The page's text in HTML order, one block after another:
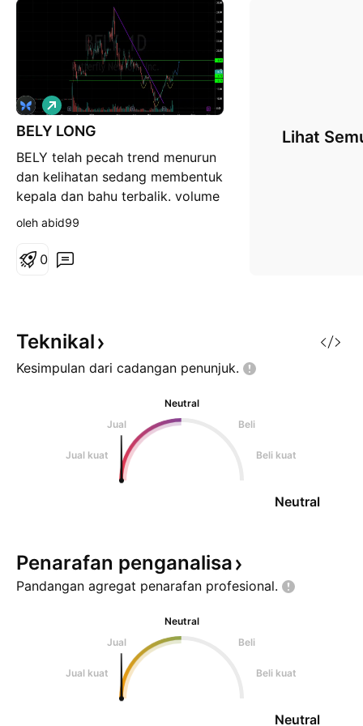
BELY LONG
BELY telah pecah trend menurun
dan kelihatan sedang membentuk
kepala dan bahu terbalik. volume
kelihatan sedang menaik, tunggu
masuk. mungkin akan
P
a
n
a
n
g
oleh abid99
0
Lihat
Teknikal
Kesimpulan dari cadangan penunjuk.
Neutral
Jual
Beli
Jual kuat Beli kuat
Neutral
Penarafan penganalisa
Pandangan agregat penarafan profesional.
Neutral
Jual
Beli
Jual kuat Beli kuat
Neutral